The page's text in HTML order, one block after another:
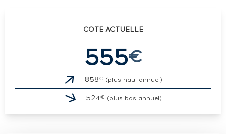
COTE ACTUELLE
555€
858€ (plus haut annuel)
524€ (plus bas annuel)